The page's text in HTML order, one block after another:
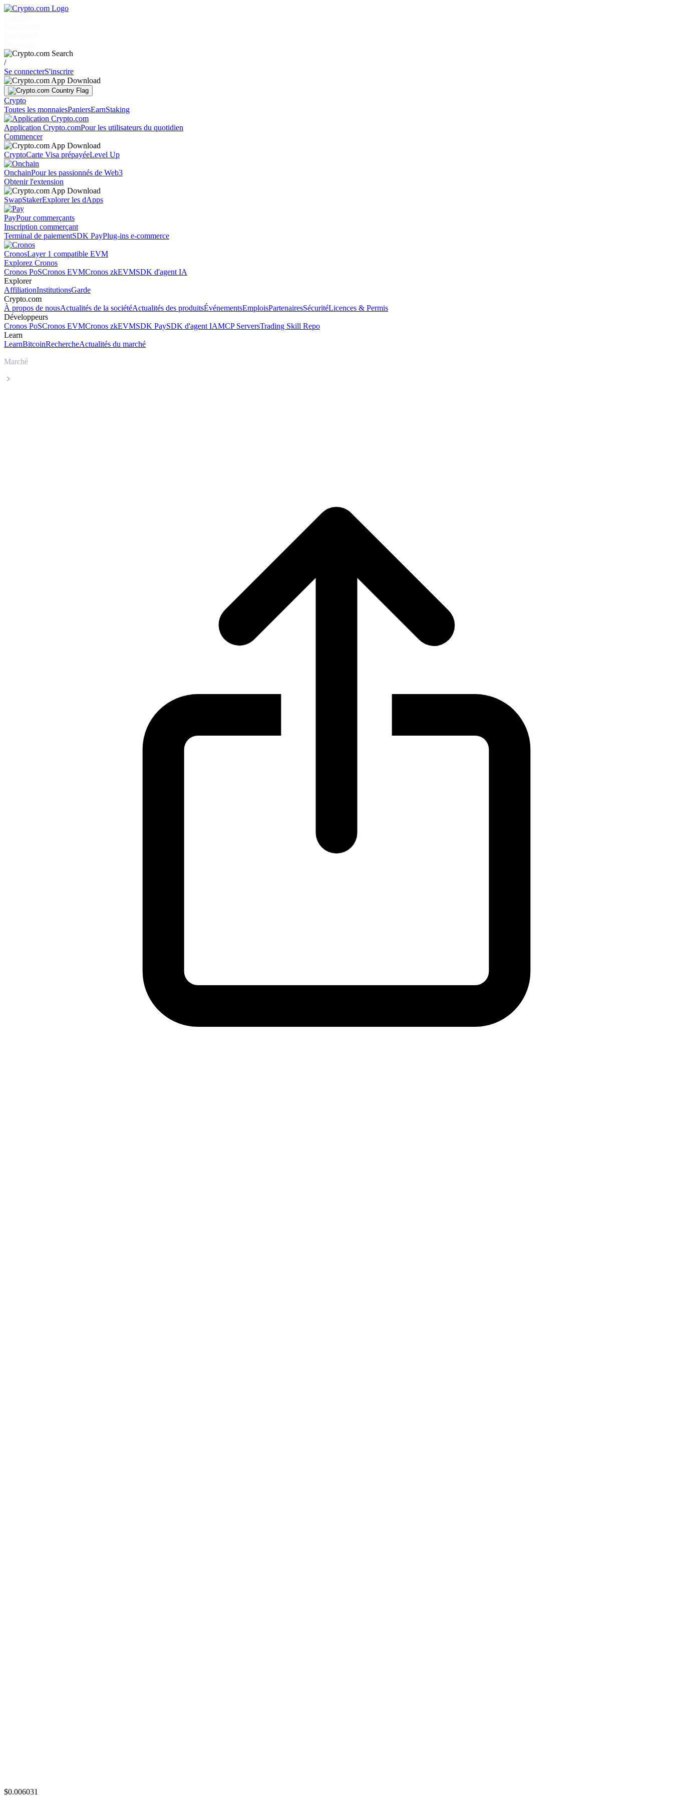
/
Se connecterS'inscrire
Crypto
Toutes les monnaiesPaniersEarnStaking
Application Crypto.comPour les utilisateurs du quotidien
Commencer
CryptoCarte Visa prépayéeLevel Up
OnchainPour les passionnés de Web3
Obtenir l'extension
SwapStakerExplorer les dApps
PayPour commerçants
Inscription commerçant
Terminal de paiementSDK PayPlug-ins e-commerce
CronosLayer 1 compatible EVM
Explorez Cronos
Cronos PoSCronos EVMCronos zkEVMSDK d'agent IA
Explorer
AffiliationInstitutionsGarde
Crypto.com
À propos de nousActualités de la sociétéActualités des produitsÉvénementsEmploisPartenairesSécuritéLicences & Permis
Développeurs
Cronos PoSCronos EVMCronos zkEVMSDK PaySDK d'agent IAMCP ServersTrading Skill Repo
Learn
LearnBitcoinRechercheActualités du marché
Marché
$0.006031